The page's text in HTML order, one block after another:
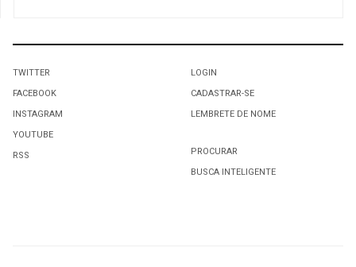
TWITTER
FACEBOOK
INSTAGRAM
YOUTUBE
RSS
LOGIN
CADASTRAR-SE
LEMBRETE DE NOME
PROCURAR
BUSCA INTELIGENTE